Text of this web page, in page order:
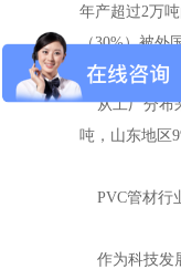
年产超过2万
（30%）被外
从工厂分布来
吨，山东地区
PVC管材行
作为科技发